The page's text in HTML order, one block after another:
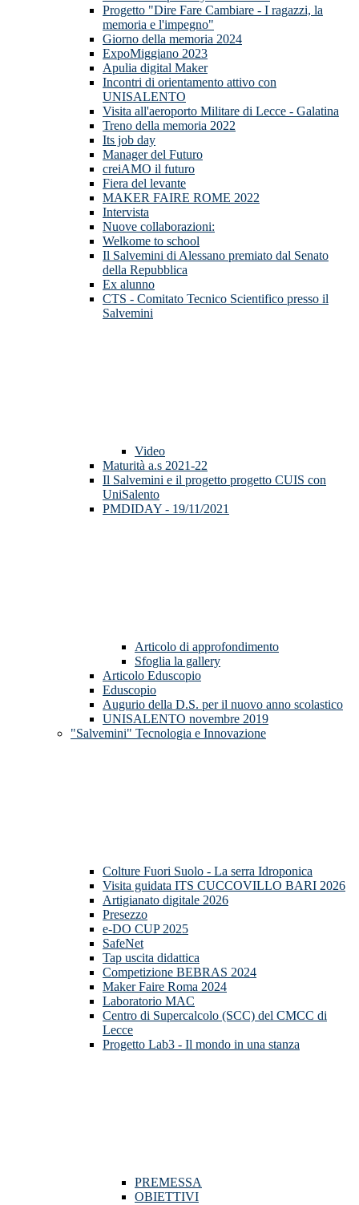
Progetto "Dire Fare Cambiare - I ragazzi, la
memoria e l'impegno"
Giorno della memoria 2024
ExpoMiggiano 2023
Apulia digital Maker
Incontri di orientamento attivo con
UNISALENTO
Visita all'aeroporto Militare di Lecce - Galatina
Treno della memoria 2022
Its job day
Manager del Futuro
creiAMO il futuro
Fiera del levante
MAKER FAIRE ROME 2022
Intervista
Nuove collaborazioni:
Welkome to school
Il Salvemini di Alessano premiato dal Senato
della Repubblica
Ex alunno
CTS - Comitato Tecnico Scientifico presso il
Salvemini
Video
Maturità a.s 2021-22
Il Salvemini e il progetto progetto CUIS con
UniSalento
PMDIDAY - 19/11/2021
Articolo di approfondimento
Sfoglia la gallery
Articolo Eduscopio
Eduscopio
Augurio della D.S. per il nuovo anno scolastico
UNISALENTO novembre 2019
"Salvemini" Tecnologia e Innovazione
Colture Fuori Suolo - La serra Idroponica
Visita guidata ITS CUCCOVILLO BARI 2026
Artigianato digitale 2026
Presezzo
e-DO CUP 2025
SafeNet
Tap uscita didattica
Competizione BEBRAS 2024
Maker Faire Roma 2024
Laboratorio MAC
Centro di Supercalcolo (SCC) del CMCC di
Lecce
Progetto Lab3 - Il mondo in una stanza
PREMESSA
OBIETTIVI